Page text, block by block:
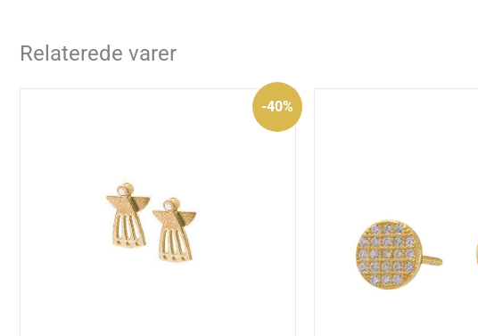
Relaterede varer
-40%
aktuelle